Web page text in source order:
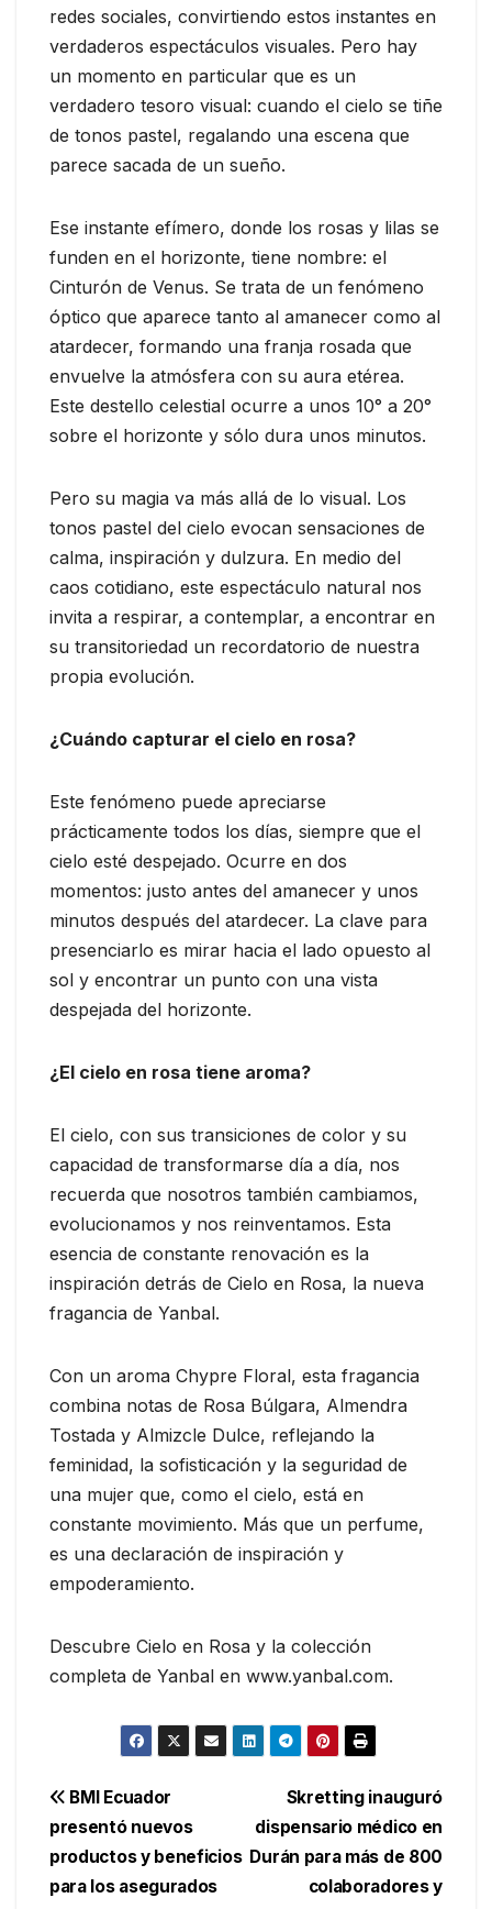
redes sociales, convirtiendo estos instantes en
verdaderos espectáculos visuales. Pero hay
un momento en particular que es un
verdadero tesoro visual: cuando el cielo se tiñe
de tonos pastel, regalando una escena que
parece sacada de un sueño.
Ese instante efímero, donde los rosas y lilas se
funden en el horizonte, tiene nombre: el
Cinturón de Venus. Se trata de un fenómeno
óptico que aparece tanto al amanecer como al
atardecer, formando una franja rosada que
envuelve la atmósfera con su aura etérea.
Este destello celestial ocurre a unos 10° a 20°
sobre el horizonte y sólo dura unos minutos.
Pero su magia va más allá de lo visual. Los
tonos pastel del cielo evocan sensaciones de
calma, inspiración y dulzura. En medio del
caos cotidiano, este espectáculo natural nos
invita a respirar, a contemplar, a encontrar en
su transitoriedad un recordatorio de nuestra
propia evolución.
¿Cuándo capturar el cielo en rosa?
Este fenómeno puede apreciarse
prácticamente todos los días, siempre que el
cielo esté despejado. Ocurre en dos
momentos: justo antes del amanecer y unos
minutos después del atardecer. La clave para
presenciarlo es mirar hacia el lado opuesto al
sol y encontrar un punto con una vista
despejada del horizonte.
¿El cielo en rosa tiene aroma?
El cielo, con sus transiciones de color y su
capacidad de transformarse día a día, nos
recuerda que nosotros también cambiamos,
evolucionamos y nos reinventamos. Esta
esencia de constante renovación es la
inspiración detrás de Cielo en Rosa, la nueva
fragancia de Yanbal.
Con un aroma Chypre Floral, esta fragancia
combina notas de Rosa Búlgara, Almendra
Tostada y Almizcle Dulce, reflejando la
feminidad, la sofisticación y la seguridad de
una mujer que, como el cielo, está en
constante movimiento. Más que un perfume,
es una declaración de inspiración y
empoderamiento.
Descubre Cielo en Rosa y la colección
completa de Yanbal en www.yanbal.com.
Navegación
de
entradas
Skretting inauguró
dispensario médico en
Durán para más de 800
colaboradores y
BMI Ecuador
presentó nuevos
productos y beneficios
para los asegurados